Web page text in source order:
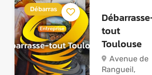
Débarras
tout
Toulouse
Avenue de
Rangueil,